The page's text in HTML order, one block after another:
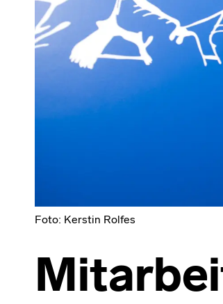
Foto: Kerstin Rolfes